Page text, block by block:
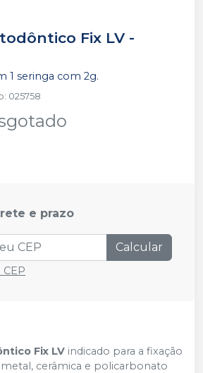
Fix LV -
1 seringa com 2g.
: 025758
e prazo
Calcular
Fix LV indicado para a fixação
cerâmica e policarbonato